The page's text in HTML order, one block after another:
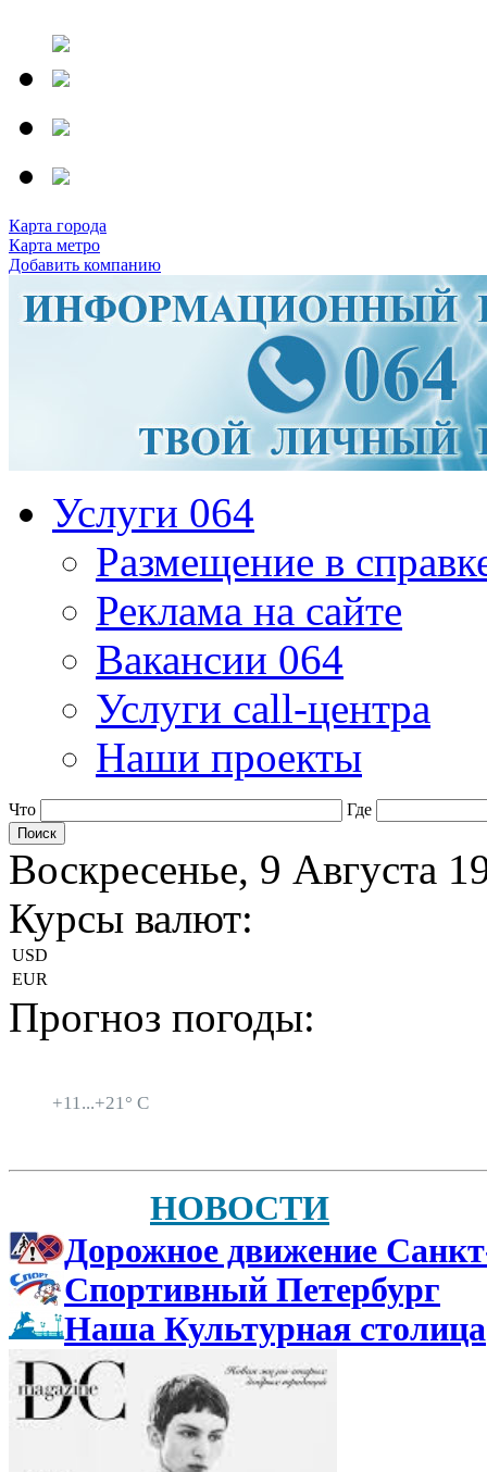
Карта города
Карта метро
Добавить компанию
Услуги 064
Размещение в
Реклама на сайте
Вакансии 064
Услуги call-центра
Наши проекты
Что Где
Воскресенье, 9 Августа
Курсы валют:
USD
EUR
Прогноз погоды:
+11...+21° C
НОВОСТИ
Дорожное движение
Спортивный Петербург
Наша Культурная столица